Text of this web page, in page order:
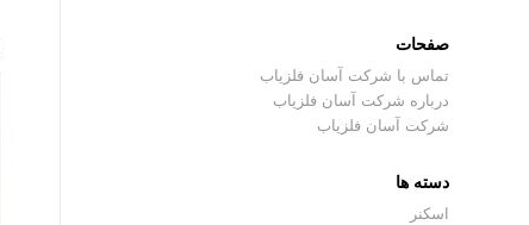
صفحات
تماس با شرکت آسان فلزیاب
درباره شرکت آسان فلزیاب
شرکت آسان فلزیاب
دسته ها
اسکنر